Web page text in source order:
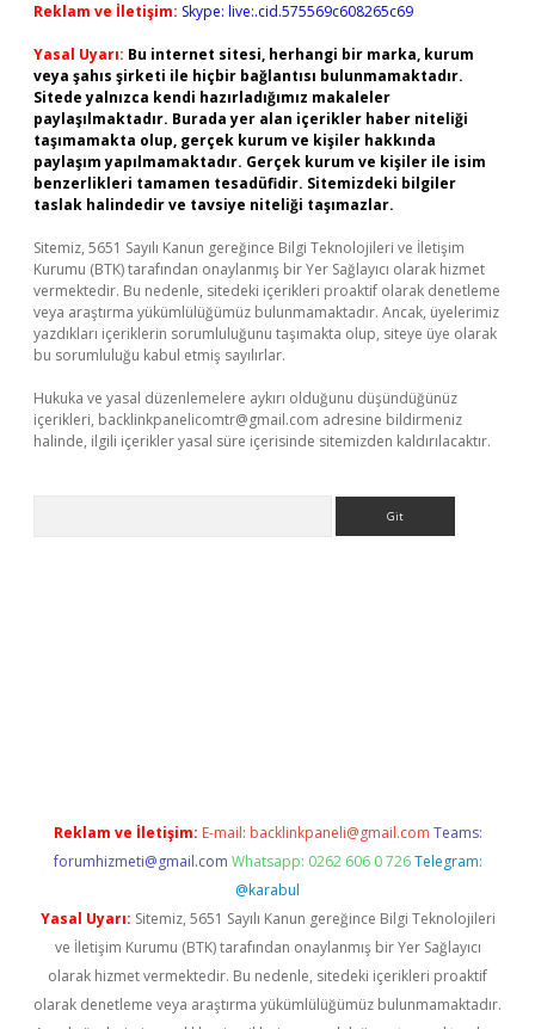
Reklam ve İletişim: Skype: live:.cid.575569c608265c69
Yasal Uyarı: Bu internet sitesi, herhangi bir marka, kurum
veya şahıs şirketi ile hiçbir bağlantısı bulunmamaktadır.
Sitede yalnızca kendi hazırladığımız makaleler
paylaşılmaktadır. Burada yer alan içerikler haber niteliği
taşımamakta olup, gerçek kurum ve kişiler hakkında
paylaşım yapılmamaktadır. Gerçek kurum ve kişiler ile isim
benzerlikleri tamamen tesadüfidir. Sitemizdeki bilgiler
taslak halindedir ve tavsiye niteliği taşımazlar.
Sitemiz, 5651 Sayılı Kanun gereğince Bilgi Teknolojileri ve İletişim
Kurumu (BTK) tarafından onaylanmış bir Yer Sağlayıcı olarak hizmet
vermektedir. Bu nedenle, sitedeki içerikleri proaktif olarak denetleme
veya araştırma yükümlülüğümüz bulunmamaktadır. Ancak, üyelerimiz
yazdıkları içeriklerin sorumluluğunu taşımakta olup, siteye üye olarak
bu sorumluluğu kabul etmiş sayılırlar.
Hukuka ve yasal düzenlemelere aykırı olduğunu düşündüğünüz
içerikleri, backlinkpanelicomtr@gmail.com adresine bildirmeniz
halinde, ilgili içerikler yasal süre içerisinde sitemizden kaldırılacaktır.
Reklam ve İletişim: E-mail: backlinkpaneli@gmail.com Teams:
forumhizmeti@gmail.com Whatsapp: 0262 606 0 726 Telegram:
@karabul
Yasal Uyarı: Sitemiz, 5651 Sayılı Kanun gereğince Bilgi Teknolojileri
ve İletişim Kurumu (BTK) tarafından onaylanmış bir Yer Sağlayıcı
olarak hizmet vermektedir. Bu nedenle, sitedeki içerikleri proaktif
olarak denetleme veya araştırma yükümlülüğümüz bulunmamaktadır.